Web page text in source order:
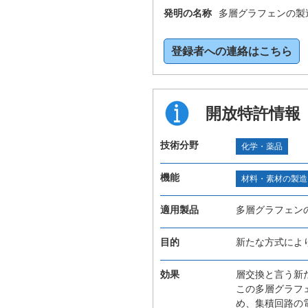
発明の名称 多層グラフェンの
登録者への連絡はこちら
開放特許情報
技術分野 化学・薬品
機能 材料・素材の製造
適用製品 多層グラフェン
目的 新たな方式によ
効果
層交換と言う新
この多層グラフ
め、集積回路の